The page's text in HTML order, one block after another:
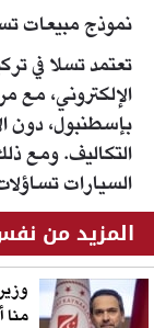
نموذج مبيعات
تعتمد تسلا في
الإلكتروني، مع
بإسطنبول، دون
التكاليف. ومع
السيارات
المزيد من